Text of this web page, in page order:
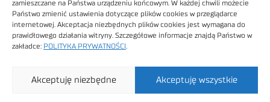
zamieszczane na Państwa urządzeniu końcowym. W każdej chwili możecie
Państwo zmienić ustawienia dotyczące plików cookies w przeglądarce
internetowej. Akceptacja niezbędnych plików cookies jest wymagana do
prawidłowego działania witryny. Szczegółowe informacje znajdą Państwo w
zakładce: POLITYKA PRYWATNOŚCI
Akceptuję wszystkie
Akceptuję niezbędne
Obrazy stockowe
autorstwa
Technologiczny